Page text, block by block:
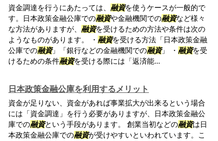
資金調達を行うにあたっては、 融資を使うケースが一般的で
す。日本政策金融公庫での融資や金融機関での融資など様々
な方法がありますが、 融資を受けるための方法や条件は次の
ようなものがあります。 ・ 融資を受ける方法「日本政策金融
公庫での融資」「銀行などの金融機関での融資」 ・ 融資を受
けるための条件融資を受ける際には「返済能...
日本政策金融公庫を利用するメリット
資金が足りない、資金があれば事業拡大が出来るという場合
には「資金調達」を行う必要がありますが、日本政策金融公
庫での融資という手段があります。 創業当初などの融資は日
本政策金融公庫での融資が受けやすいといわれています。こ